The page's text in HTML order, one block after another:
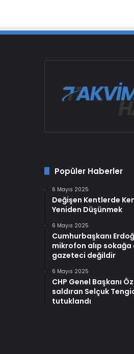
Popüler Haberler
6 Mayıs 2025
Değişen Kentlerde
Yeniden Düşünmek
6 Mayıs 2025
Cumhurbaşkanı
mikrofon alıp sokağa
gazeteci değildir
6 Mayıs 2025
CHP Genel Başkanı
saldıran Selçuk
tutuklandı